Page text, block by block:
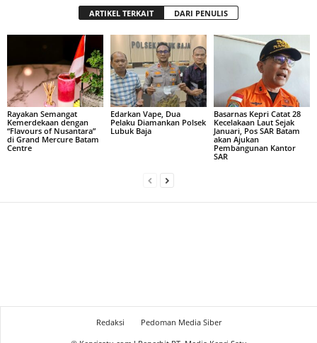
ARTIKEL TERKAIT DARI PENULIS
Rayakan Semangat
Kemerdekaan dengan
“Flavours of Nusantara”
di Grand Mercure Batam
Centre
Edarkan Vape, Dua
Pelaku Diamankan Polsek
Lubuk Baja
Basarnas Kepri Catat 28
Kecelakaan Laut Sejak
Januari, Pos SAR Batam
akan Ajukan
Pembangunan Kantor
SAR
Redaksi
Pedoman Media Siber